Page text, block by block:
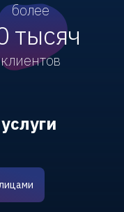
более
тысяч
клиентов